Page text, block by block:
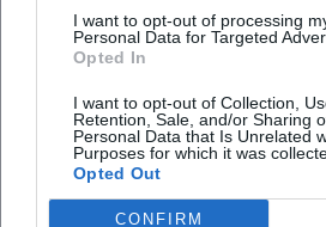
I want to opt-out of processing
Personal Data for Targeted
Opted In
I want to opt-out of Collection,
Retention, Sale, and/or Sharing
Personal Data that Is Unrelated
Purposes for which it was
Opted Out
CONFIRM
Alltagsbetrieb. Durch die
entsteht zudem ein starker
Stadtgestaltung. Der
Rundgang führt ebenfalls an
und markiert das Alte Schloss
Orientierungspunkt. Wer die
Bewertungen
GN Gibson Ncube
12. November 2022